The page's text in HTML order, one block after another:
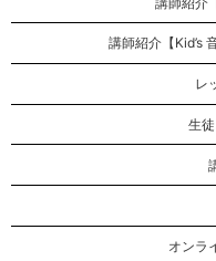
講師紹介【Kid’s
レ
生
オンラ